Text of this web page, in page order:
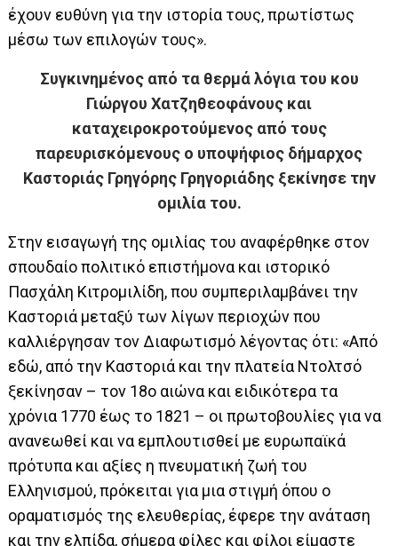
έχουν ευθύνη για την ιστορία τους, πρωτίστως
μέσω των επιλογών τους».
Συγκινημένος από τα θερμά λόγια του κου
Γιώργου Χατζηθεοφάνους και
καταχειροκροτούμενος από τους
παρευρισκόμενους ο υποψήφιος δήμαρχος
Καστοριάς Γρηγόρης Γρηγοριάδης ξεκίνησε την
ομιλία του.
Στην εισαγωγή της ομιλίας του αναφέρθηκε στον
σπουδαίο πολιτικό επιστήμονα και ιστορικό
Πασχάλη Κιτρομιλίδη, που συμπεριλαμβάνει την
Καστοριά μεταξύ των λίγων περιοχών που
καλλιέργησαν τον Διαφωτισμό λέγοντας ότι: «Από
εδώ, από την Καστοριά και την πλατεία Ντολτσό
ξεκίνησαν – τον 18ο αιώνα και ειδικότερα τα
χρόνια 1770 έως το 1821 – οι πρωτοβουλίες για να
ανανεωθεί και να εμπλουτισθεί με ευρωπαϊκά
πρότυπα και αξίες η πνευματική ζωή του
Ελληνισμού, πρόκειται για μια στιγμή όπου ο
οραματισμός της ελευθερίας, έφερε την ανάταση
και την ελπίδα, σήμερα φίλες και φίλοι είμαστε